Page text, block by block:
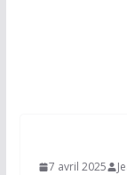
7 avril 2025